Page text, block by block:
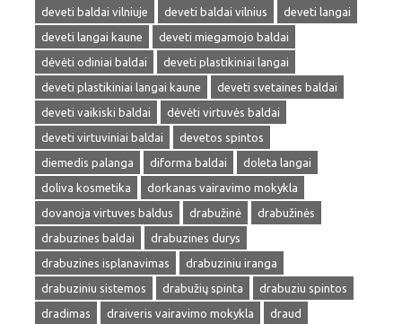
deveti baldai vilniuje deveti baldai vilnius
deveti langai
deveti langai kaune
deveti miegamojo baldai
dėvėti odiniai baldai
deveti plastikiniai langai
deveti plastikiniai langai kaune
deveti svetaines baldai
deveti vaikiski baldai
dėvėti virtuvės baldai
deveti virtuviniai baldai
devetos spintos
diemedis palanga
diforma baldai
doleta langai
doliva kosmetika
dorkanas vairavimo mokykla
dovanoja virtuves baldus
drabužinė
drabužinės
drabuzines baldai
drabuzines durys
drabuzines isplanavimas
drabuziniu iranga
drabuziniu sistemos
drabužių spinta
drabuziu spintos
dradimas
draiveris vairavimo mokykla
draud